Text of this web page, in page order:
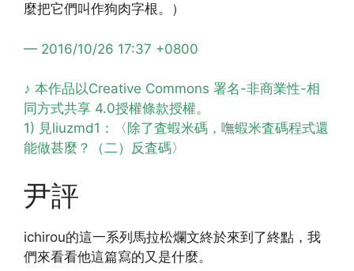
麼把它們叫作狗肉字根。）
— 2016/10/26 17:37 +0800
♪ 本作品以Creative Commons 署名-非商業性-相
同方式共享 4.0授權條款授權。
1) 見liuzmd1：〈除了査蝦米碼，嘸蝦米査碼程式還
能做甚麼？（二）反査碼〉
尹評
ichirou的這一系列馬拉松爛文終於來到了終點，我
們來看看他這篇寫的又是什麼。